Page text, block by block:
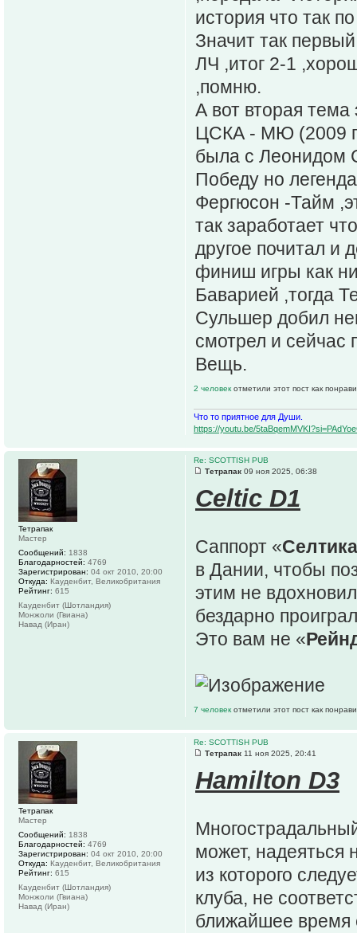
история что так
Значит так
ЛЧ ,итог 2-1
,помню.
А вот вторая тема
ЦСКА - МЮ (2009
была с Леонидом
Победу но
Фергюсон -Тайм
так заработает
другое почитал и
финиш игры как
Баварией ,тогда
Сульшер добил
смотрел и
Вещь.
2 человек отметили этот пост как
Что то приятное для Души.
https://youtu.be/
Re: SCOTTISH PUB
Тетрапак 09 ноя 2025, 06:38
Celtic D1
Саппорт «Селтика
в Дании, чтобы
этим не
бездарно
Это вам не «
7 человекотметили этот пост как
Тетрапак
Мастер
Сообщений: 1838
Благодарностей: 4769
Зарегистрирован: 04 окт 2010, 20:00
Откуда: Кауденбит, Великобритания
Рейтинг: 615
Кауденбит (Шотландия)
Монжоли (Гвиана)
Навад (Иран)
Re: SCOTTISH PUB
Тетрапак 11 ноя 2025, 20:41
Hamilton D3
может, надеяться
из которого
клуба, не
ближайшее время
Тетрапак
Мастер
Сообщений: 1838
Благодарностей: 4769
Зарегистрирован: 04 окт 2010, 20:00
Откуда: Кауденбит, Великобритания
Рейтинг: 615
Кауденбит (Шотландия)
Монжоли (Гвиана)
Навад (Иран)